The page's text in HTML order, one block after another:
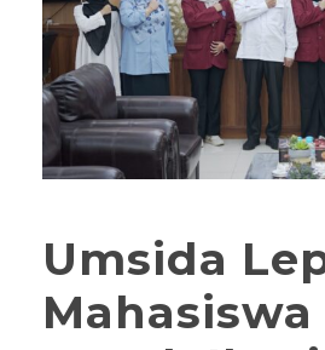
Umsida
Mahasiswa